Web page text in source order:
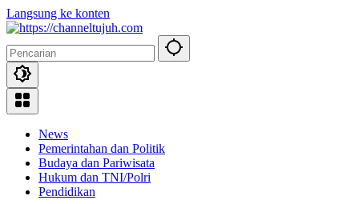
Langsung ke konten
News
Pemerintahan dan Politik
Budaya dan Pariwisata
Hukum dan TNI/Polri
Pendidikan